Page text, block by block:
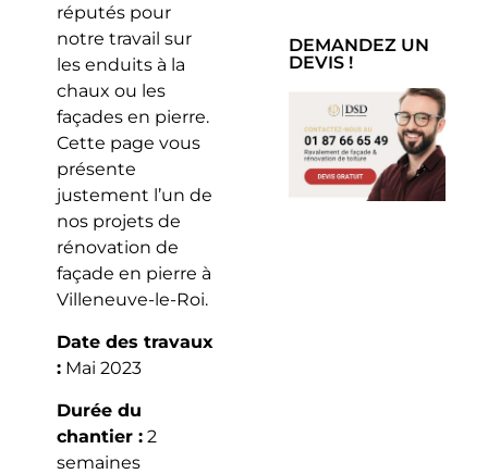
réputés pour
notre travail sur
les enduits à la
chaux ou les
façades en pierre.
Cette page vous
présente
justement l’un de
nos projets de
rénovation de
façade en pierre à
Villeneuve-le-Roi.
Date des travaux
:Mai 2023
Durée du
chantier :2
semaines
DEMANDEZ UN
DEVIS !